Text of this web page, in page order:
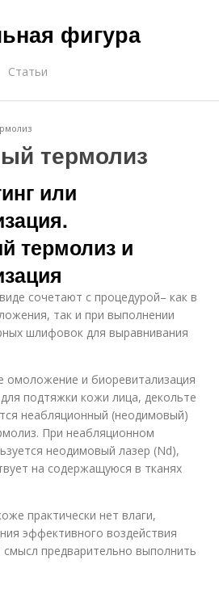
фигура
Статьи
термолиз
или
термолиз и
сочетают с процедурой– как в
так и при выполнении
шлифовок для выравнивания
омоложение и биоревитализация
подтяжки кожи лица, декольте
неабляционный (неодимовый)
При неабляционном
неодимовый лазер (Nd),
на содержащуюся в тканях
практически нет влаги,
эффективного воздействия
смысл предварительно выполнить